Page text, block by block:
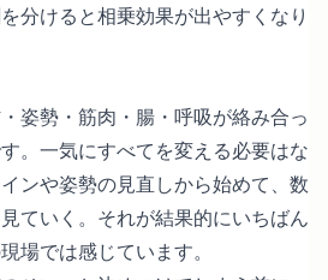
分けると相乗効果が出やすくなり
姿勢・筋肉・腸・呼吸が絡み合っ
。一気にすべてを変える必要はな
ンや姿勢の見直しから始めて、数
ていく。それが結果的にいちばん
場では感じています。